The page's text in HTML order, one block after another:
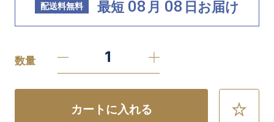
配送料無料 最短 08 月 08 日お届け
数量
カートに入れる
お